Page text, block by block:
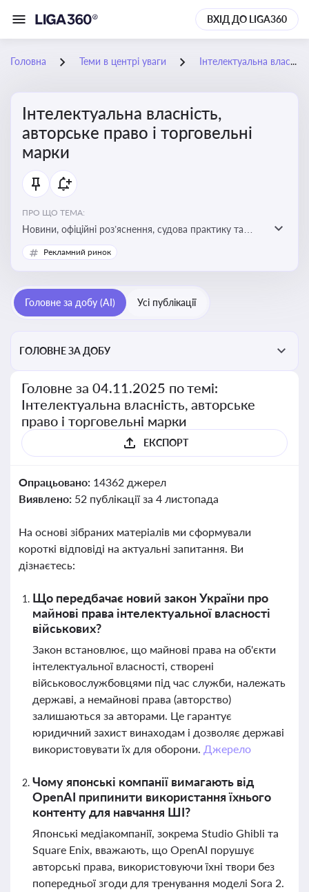
ВХІД ДО LIGA360
Головна Теми в центрі уваги Інтелектуальна власність, авторське право і торговельні марки
Інтелектуальна власність,
авторське право і торговельні
марки
ПРО ЩО ТЕМА:
Новини, офіційні роз’яснення, судова практику та
експертні матеріали, що стосуються авторського
права, реєстрації та захисту торговельних марок,
власності, а також змін у законодавстві у цій сфері
Рекламний ринок
Головне за добу (AI) Усі публікації
ГОЛОВНЕ ЗА ДОБУ
Головне за 04.11.2025 по темі:
Інтелектуальна власність, авторське
право і торговельні марки
ЕКСПОРТ
Опрацьовано: 14362 джерел
Виявлено: 52 публікації за 4 листопада
На основі зібраних матеріалів ми сформували
короткі відповіді на актуальні запитання. Ви
дізнаєтесь:
Що передбачає новий закон України про
майнові права інтелектуальної власності
військових?
Закон встановлює, що майнові права на об'єкти
інтелектуальної власності, створені
військовослужбовцями під час служби, належать
державі, а немайнові права (авторство)
залишаються за авторами. Це гарантує
юридичний захист винаходам і дозволяє державі
використовувати їх для оборони. Джерело
Чому японські компанії вимагають від
OpenAI припинити використання їхнього
контенту для навчання ШІ?
Японські медіакомпанії, зокрема Studio Ghibli та
Square Enix, вважають, що OpenAI порушує
авторські права, використовуючи їхні твори без
попередньої згоди для тренування моделі Sora 2.